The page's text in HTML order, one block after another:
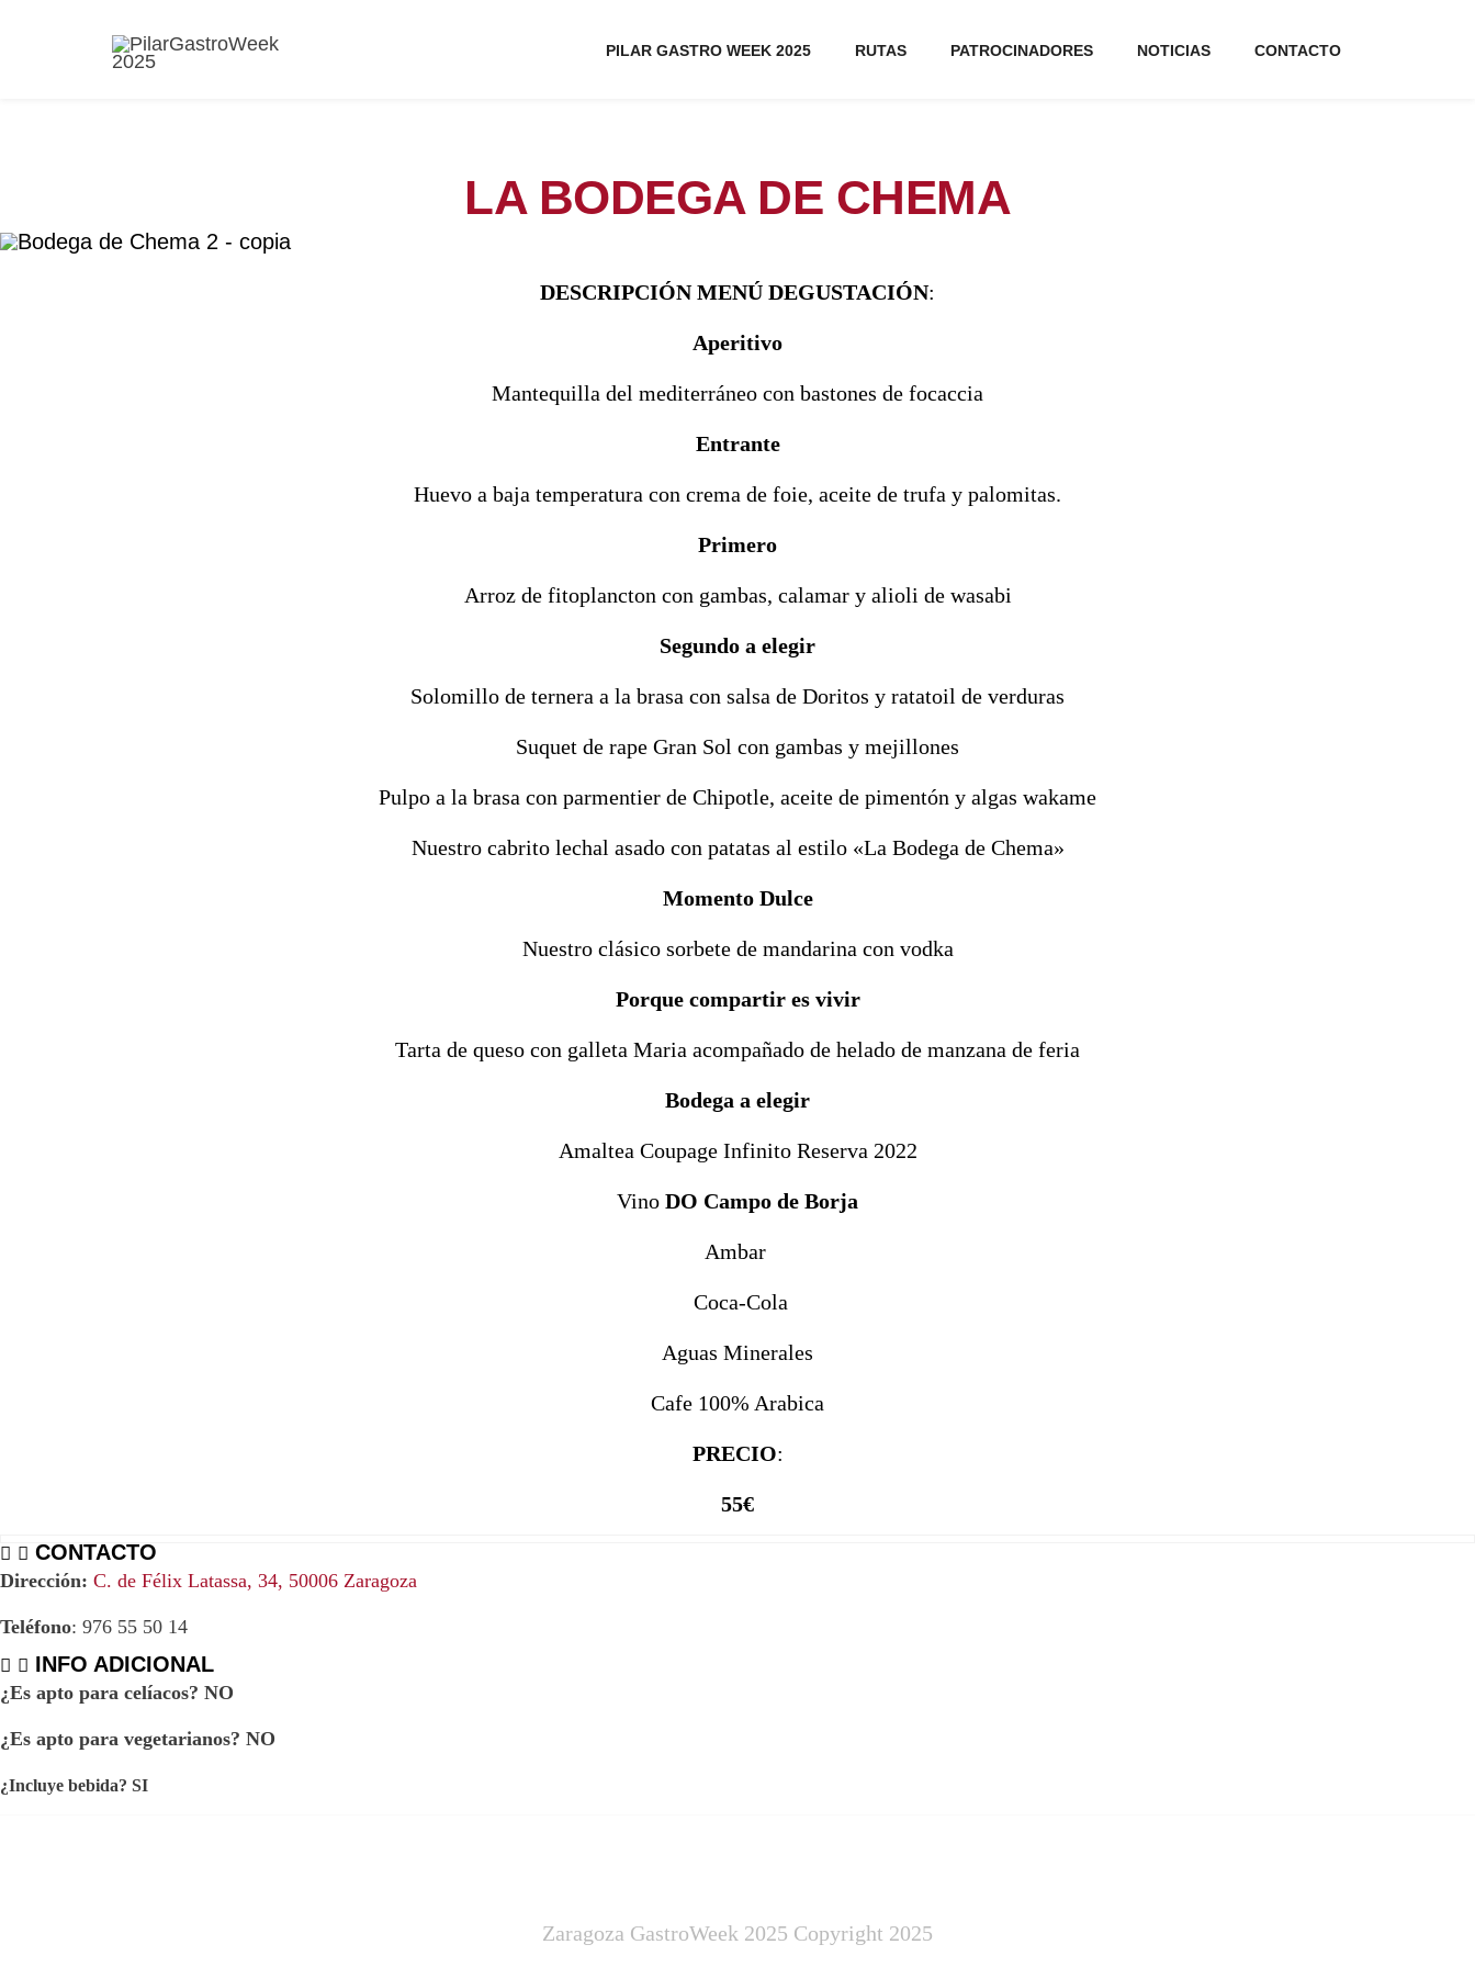
PILAR GASTRO WEEK 2025 RUTAS PATROCINADORES NOTICIAS CONTACTO
LA BODEGA DE CHEMA
DESCRIPCIÓN MENÚ DEGUSTACIÓN:
Aperitivo
Mantequilla del mediterráneo con bastones de focaccia
Entrante
Huevo a baja temperatura con crema de foie, aceite de trufa y palomitas.
Primero
Arroz de fitoplancton con gambas, calamar y alioli de wasabi
Segundo a elegir
Solomillo de ternera a la brasa con salsa de Doritos y ratatoil de verduras
Suquet de rape Gran Sol con gambas y mejillones
Pulpo a la brasa con parmentier de Chipotle, aceite de pimentón y algas wakame
Nuestro cabrito lechal asado con patatas al estilo «La Bodega de Chema»
Momento Dulce
Nuestro clásico sorbete de mandarina con vodka
Porque compartir es vivir
Tarta de queso con galleta Maria acompañado de helado de manzana de feria
Bodega a elegir
Amaltea Coupage Infinito Reserva 2022
Vino DO Campo de Borja
Ambar
Coca-Cola
Aguas Minerales
Cafe 100% Arabica
PRECIO:
55€
CONTACTO
Dirección: C. de Félix Latassa, 34, 50006 Zaragoza
Teléfono: 976 55 50 14
INFO ADICIONAL
¿Es apto para celíacos? NO
¿Es apto para vegetarianos? NO
¿Incluye bebida? SI
Zaragoza GastroWeek 2025 Copyright 2025